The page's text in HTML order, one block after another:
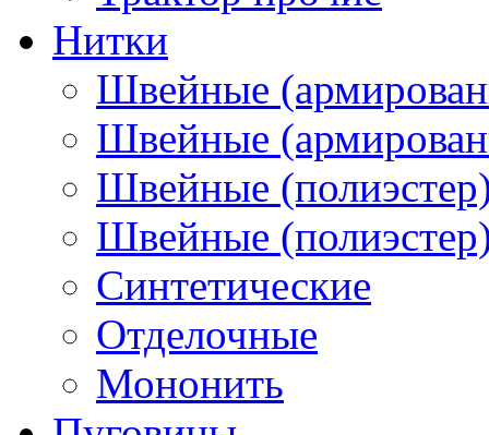
Нитки
Швейные
Швейные
Швейные
Швейные
Синтетические
Отделочные
Мононить